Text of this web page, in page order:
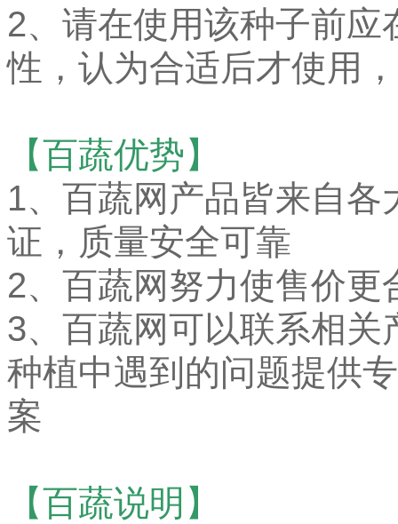
2、请在使用该种子前
性，认为合适后才使用
【百蔬优势】
1、 百蔬网产品皆来自各
证，质量安全可靠
2、百蔬网努力使售价
3、百蔬网可以联系相
种植中遇到的问题提供
案
【百蔬说明】